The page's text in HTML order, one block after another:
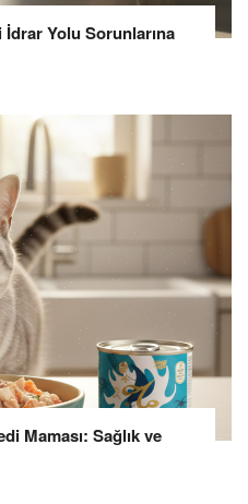
Yolu Sorunlarına
Maması: Sağlık ve